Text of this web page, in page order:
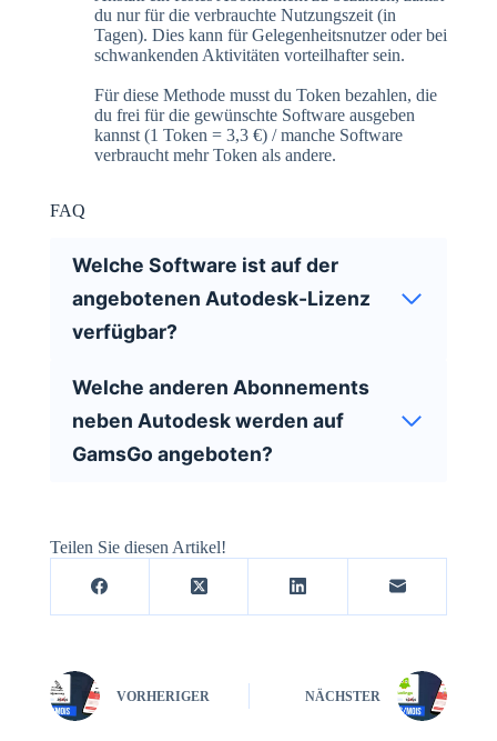
du nur für die verbrauchte Nutzungszeit (in
Tagen). Dies kann für Gelegenheitsnutzer oder bei
schwankenden Aktivitäten vorteilhafter sein.
Für diese Methode musst du Token bezahlen, die
du frei für die gewünschte Software ausgeben
kannst (1 Token = 3,3 €) / manche Software
verbraucht mehr Token als andere.
FAQ
Welche Software ist auf der
angebotenen Autodesk-Lizenz
verfügbar?
Welche anderen Abonnements
neben Autodesk werden auf
GamsGo angeboten?
Teilen Sie diesen Artikel!
VORHERIGER NÄCHSTER